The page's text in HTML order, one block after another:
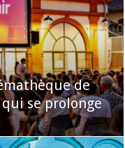
de
se prolonge